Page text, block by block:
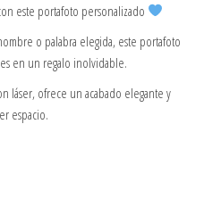
este portafoto personalizado
o palabra elegida, este portafoto
en un regalo inolvidable.
láser, ofrece un acabado elegante y
espacio.